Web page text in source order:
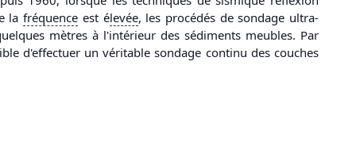
lafréquence est élevée, les procédés de sondage ultra-
mètres à l'intérieur des sédiments meubles. Par
d'effectuer un véritable sondage continu des couches